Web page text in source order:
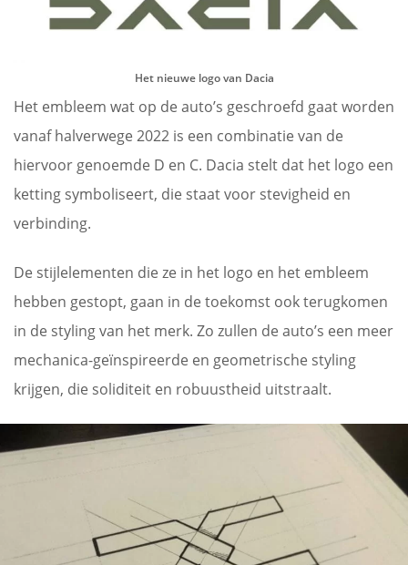
Het nieuwe logo van Dacia
Het embleem wat op de auto’s geschroefd gaat worden
vanaf halverwege 2022 is een combinatie van de
hiervoor genoemde D en C. Dacia stelt dat het logo een
ketting symboliseert, die staat voor stevigheid en
verbinding.
De stijlelementen die ze in het logo en het embleem
hebben gestopt, gaan in de toekomst ook terugkomen
in de styling van het merk. Zo zullen de auto’s een meer
mechanica-geïnspireerde en geometrische styling
krijgen, die soliditeit en robuustheid uitstraalt.